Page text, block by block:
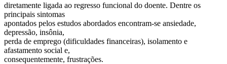
diretamente ligada ao regresso funcional do doente. Dentre os
principais sintomas
apontados pelos estudos abordados encontram-se ansiedade,
depressão, insônia,
perda de emprego (dificuldades financeiras), isolamento e
afastamento social e,
consequentemente, frustrações.